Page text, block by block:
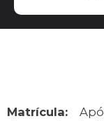
Matrícula: